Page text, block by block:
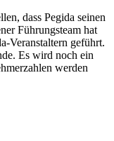
dass Pegida seinen
Führungsteam hat
Veranstaltern geführt.
Es wird noch ein
werden